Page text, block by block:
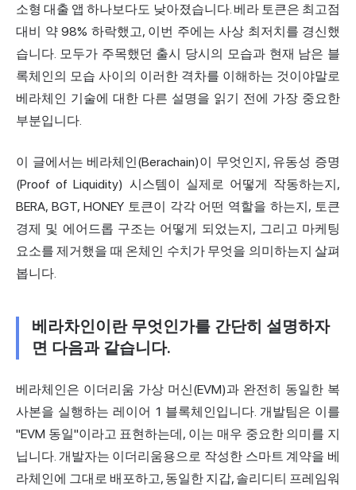
소형 대출 앱 하나보다도 낮아졌습니다. 베라 토큰은 최고점
대비 약 98% 하락했고, 이번 주에는 사상 최저치를 경신했
습니다. 모두가 주목했던 출시 당시의 모습과 현재 남은 블
록체인의 모습 사이의 이러한 격차를 이해하는 것이야말로
베라체인 기술에 대한 다른 설명을 읽기 전에 가장 중요한
부분입니다.
이 글에서는 베라체인(Berachain)이 무엇인지, 유동성 증명
(Proof of Liquidity) 시스템이 실제로 어떻게 작동하는지,
BERA, BGT, HONEY 토큰이 각각 어떤 역할을 하는지, 토큰
경제 및 에어드롭 구조는 어떻게 되었는지, 그리고 마케팅
요소를 제거했을 때 온체인 수치가 무엇을 의미하는지 살펴
봅니다.
베라차인이란 무엇인가를 간단히 설명하자
면 다음과 같습니다.
베라체인은 이더리움 가상 머신(EVM)과 완전히 동일한 복
사본을 실행하는 레이어 1 블록체인입니다. 개발팀은 이를
"EVM 동일"이라고 표현하는데, 이는 매우 중요한 의미를 지
닙니다. 개발자는 이더리움용으로 작성한 스마트 계약을 베
라체인에 그대로 배포하고, 동일한 지갑, 솔리디티 프레임워